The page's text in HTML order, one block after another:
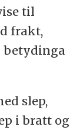
til
frakt,
betydinga
slep,
i bratt og